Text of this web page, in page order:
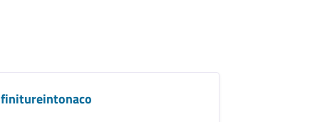
finitureintonaco